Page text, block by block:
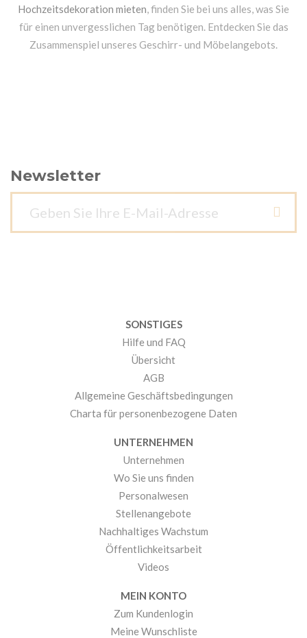
Hochzeitsdekoration mieten , finden Sie bei uns alles, was Sie
für einen unvergesslichen Tag benötigen. Entdecken Sie das
Zusammenspiel unseres Geschirr- und Möbelangebots.
Newsletter
SONSTIGES
Hilfe und FAQ
Übersicht
AGB
Allgemeine Geschäftsbedingungen
Charta für personenbezogene Daten
UNTERNEHMEN
Unternehmen
Wo Sie uns finden
Personalwesen
Stellenangebote
Nachhaltiges Wachstum
Öffentlichkeitsarbeit
Videos
MEIN KONTO
Zum Kundenlogin
Meine Wunschliste